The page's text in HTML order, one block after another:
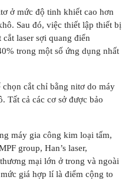
ở mức độ tinh khiết cao hơn
Sau đó, việc thiết lập thiết bị
laser sợi quang điển
trong một số ứng dụng nhất
cắt chỉ bằng nitơ do máy
Tất cả các cơ sở được bảo
máy gia công kim loại tấm,
group, Han’s laser,
mại lớn ở trong và ngoài
giá hợp lí là điểm cộng to